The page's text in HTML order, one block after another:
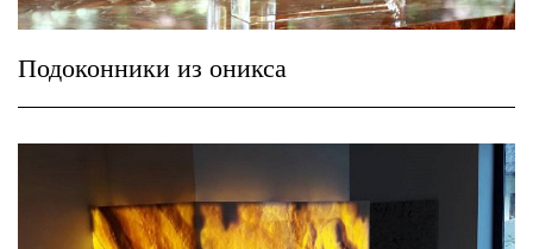
Подоконники из оникса